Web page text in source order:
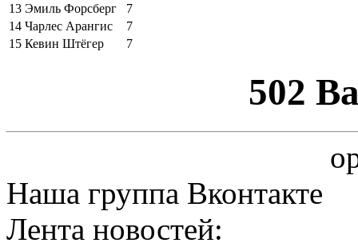
13 Эмиль Форсберг
7
14 Чарлес Арангис
7
15 Кевин Штёгер 7
502
Наша группа Вконтакте
Лента новостей: